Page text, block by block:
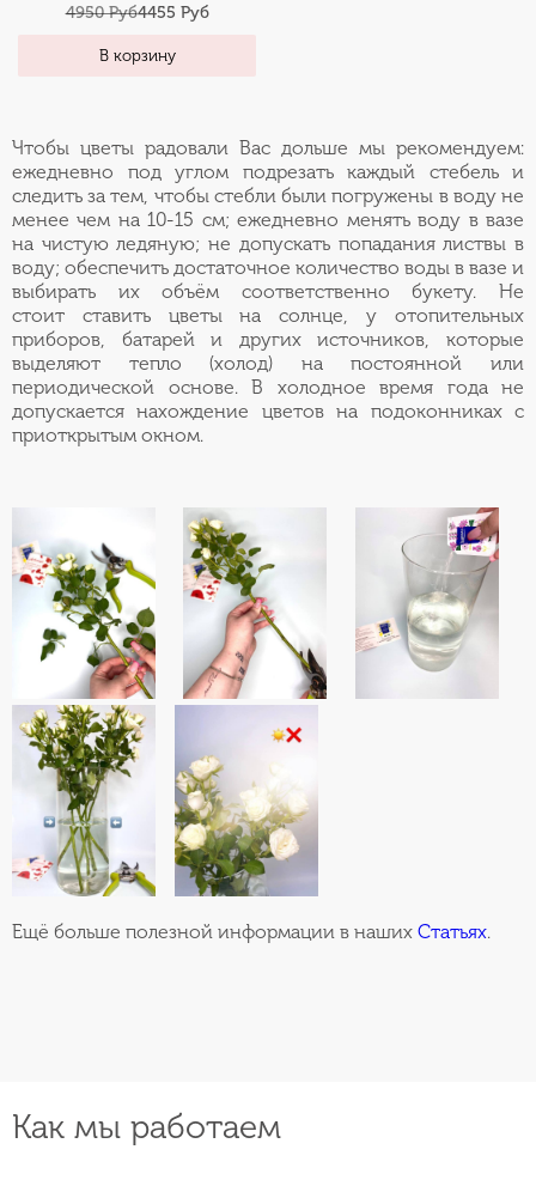
4950 Руб4455 Руб
В корзину
Чтобы цветы радовали Вас дольше мы рекомендуем:
ежедневно под углом подрезать каждый стебель и
следить за тем, чтобы стебли были погружены в воду не
менее чем на 10-15 см; ежедневно менять воду в вазе
на чистую ледяную; не допускать попадания листвы в
воду; обеспечить достаточное количество воды в вазе и
выбирать их объём соответственно букету. Не
стоит ставить цветы на солнце, у отопительных
приборов, батарей и других источников, которые
выделяют тепло (холод) на постоянной или
периодической основе. В холодное время года не
допускается нахождение цветов на подоконниках с
приоткрытым окном.
Ещё больше полезной информации в наших Статьях.
Как мы работаем